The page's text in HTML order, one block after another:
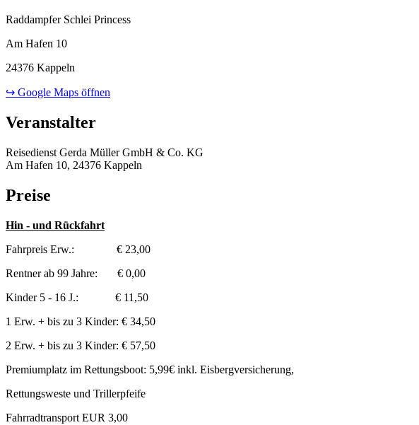
Raddampfer Schlei Princess
Am Hafen 10
24376 Kappeln
↪ Google Maps öffnen
Veranstalter
Reisedienst Gerda Müller GmbH & Co. KG
Am Hafen 10, 24376 Kappeln
Preise
Hin - und Rückfahrt
Fahrpreis Erw.: € 23,00
Rentner ab 99 Jahre: € 0,00
Kinder 5 - 16 J.: € 11,50
1 Erw. + bis zu 3 Kinder: € 34,50
2 Erw. + bis zu 3 Kinder: € 57,50
Premiumplatz im Rettungsboot: 5,99€ inkl. Eisbergversicherung,
Rettungsweste und Trillerpfeife
Fahrradtransport EUR 3,00